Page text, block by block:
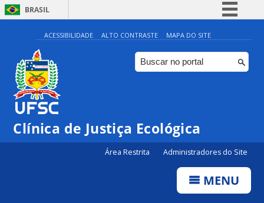
BRASIL
Simplifique!
Comunica BR
Participe
Canais
ACESSIBILIDADE ALTO CONTRASTE MAPA DO SITE
Clínica de Justiça Ecológica
Área Restrita Administradores do Site
MENU